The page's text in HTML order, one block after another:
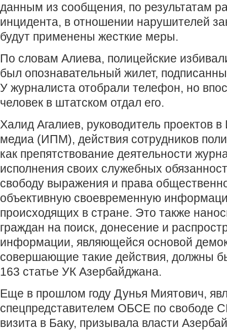
данным из сообщения, по результатам
инцидента, в отношении нарушителей
будут применены жесткие меры.
По словам Алиева, полицейские
был опознавательный жилет,
У журналиста отобрали телефон, но
человек в штатском отдал его.
Халид Агалиев, руководитель проектов
медиа (ИПМ), действия сотрудников
как препятствование деятельности
исполнения своих служебных
свободу выражения и права
объективную своевременную
происходящих в стране. Это также
граждан на поиск, донесение и
информации, являющейся основой
совершающие такие действия, должны
163 статье УК Азербайджана.
Еще в прошлом году Дунья Миятович,
спецпредставителем ОБСЕ по свободе
визита в Баку, призывала власти